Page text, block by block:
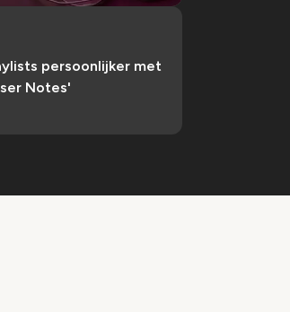
persoonlijker met
Notes'